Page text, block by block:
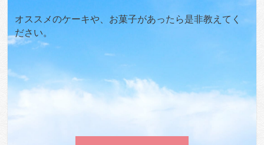
オススメのケーキや、お菓子があったら是非教えてく
ださい。